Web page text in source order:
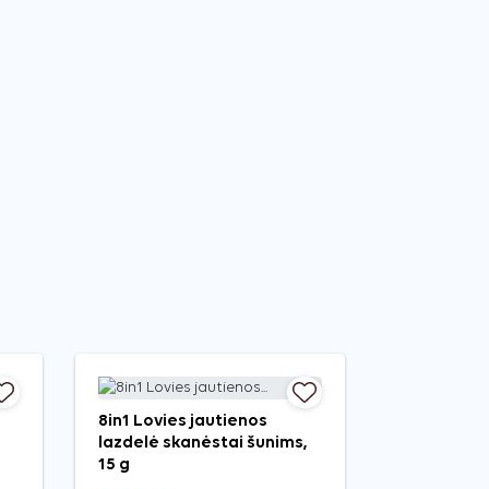
8in1 Lovies jautienos
lazdelė skanėstai šunims,
15 g